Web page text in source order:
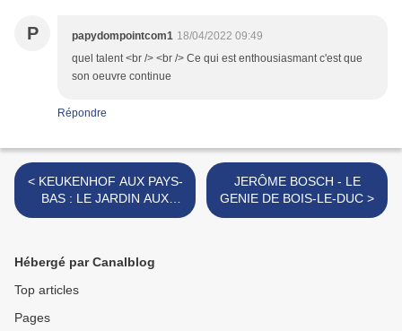
P papydompointcom1 18/04/2022 09:49
quel talent <br /> <br /> Ce qui est enthousiasmant c'est que
son oeuvre continue
Répondre
< KEUKENHOF AUX PAYS-
BAS : LE JARDIN AUX
MILLIONS DE TULIPES
JERÔME BOSCH - LE
GENIE DE BOIS-LE-DUC >
Hébergé par Canalblog
Top articles
Pages